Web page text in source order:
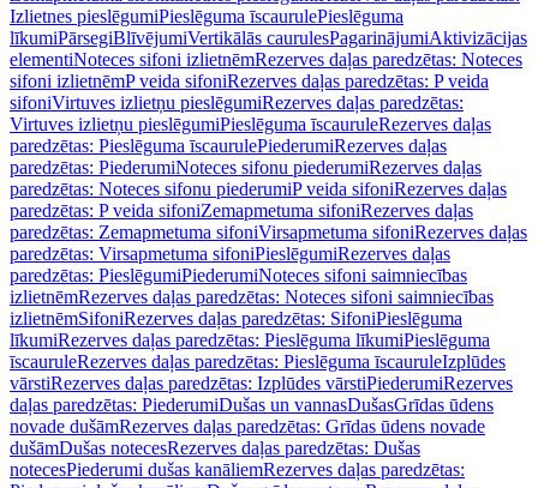
Izlietnes pieslēgumiPieslēguma īscaurulePieslēguma
līkumiPārsegiBlīvējumiVertikālās caurulesPagarinājumiAktivizācijas
elementiNoteces sifoni izlietnēmRezerves daļas paredzētas: Noteces
sifoni izlietnēmP veida sifoniRezerves daļas paredzētas: P veida
sifoniVirtuves izlietņu pieslēgumiRezerves daļas paredzētas:
Virtuves izlietņu pieslēgumiPieslēguma īscauruleRezerves daļas
paredzētas: Pieslēguma īscaurulePiederumiRezerves daļas
paredzētas: PiederumiNoteces sifonu piederumiRezerves daļas
paredzētas: Noteces sifonu piederumiP veida sifoniRezerves daļas
paredzētas: P veida sifoniZemapmetuma sifoniRezerves daļas
paredzētas: Zemapmetuma sifoniVirsapmetuma sifoniRezerves daļas
paredzētas: Virsapmetuma sifoniPieslēgumiRezerves daļas
paredzētas: PieslēgumiPiederumiNoteces sifoni saimniecības
izlietnēmRezerves daļas paredzētas: Noteces sifoni saimniecības
izlietnēmSifoniRezerves daļas paredzētas: SifoniPieslēguma
līkumiRezerves daļas paredzētas: Pieslēguma līkumiPieslēguma
īscauruleRezerves daļas paredzētas: Pieslēguma īscauruleIzplūdes
vārstiRezerves daļas paredzētas: Izplūdes vārstiPiederumiRezerves
daļas paredzētas: PiederumiDušas un vannasDušasGrīdas ūdens
novade dušāmRezerves daļas paredzētas: Grīdas ūdens novade
dušāmDušas notecesRezerves daļas paredzētas: Dušas
notecesPiederumi dušas kanāliemRezerves daļas paredzētas: